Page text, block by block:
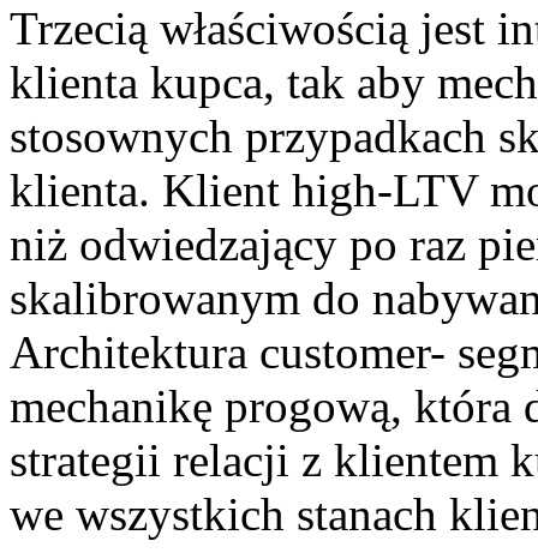
Trzecią właściwością jest
klienta kupca, tak aby
stosownych przypadkach
klienta. Klient high-LTV
niż odwiedzający po raz
skalibrowanym do
Architektura customer-
mechanikę progową, która
strategii relacji z klientem
we wszystkich stanach